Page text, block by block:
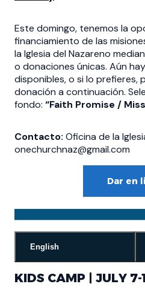
Este domingo, tenemos la
financiamiento de las
la Iglesia del Nazareno
o donaciones únicas. Aún
disponibles, o si lo prefieres,
donación a continuación.
fondo: “Faith Promise /
Contacto: Oficina de la
onechurchnaz@gmail.com
Dar en
English
KIDS CAMP | JULY 7-